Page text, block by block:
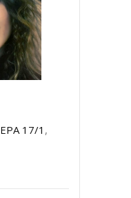
17/1 ,